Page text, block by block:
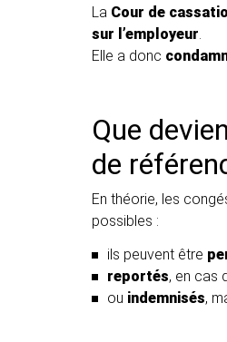
La Cour de
sur l’employeur.
Elle a donc
Que
de
En théorie, les
possibles :
ils peuvent être
reportés, en cas
ou indemnisés,